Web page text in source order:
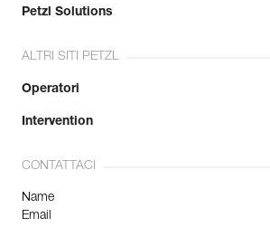
Petzl Solutions
ALTRI SITI PETZL
Operatori
Intervention
CONTATTACI
Name
Email